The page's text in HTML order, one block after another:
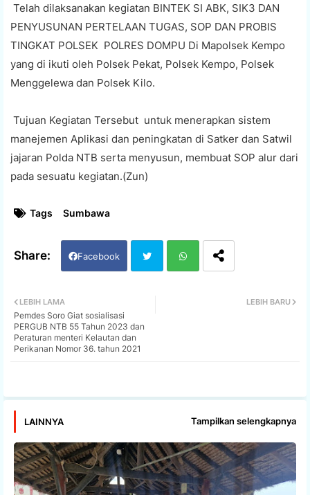
Telah dilaksanakan kegiatan BINTEK SI ABK, SIK3 DAN
PENYUSUNAN PERTELAAN TUGAS, SOP DAN PROBIS
TINGKAT POLSEK POLRES DOMPU Di Mapolsek Kempo
yang di ikuti oleh Polsek Pekat, Polsek Kempo, Polsek
Menggelewa dan Polsek Kilo.
Tujuan Kegiatan Tersebut untuk menerapkan sistem
manejemen Aplikasi dan peningkatan di Satker dan Satwil
jajaran Polda NTB serta menyusun, membuat SOP alur dari
pada sesuatu kegiatan.(Zun)
Tags Sumbawa
Facebook
LEBIH BARU
LEBIH LAMA
Pemdes Soro Giat sosialisasi
PERGUB NTB 55 Tahun 2023 dan
Peraturan menteri Kelautan dan
Perikanan Nomor 36. tahun 2021
LAINNYA Tampilkan selengkapnya